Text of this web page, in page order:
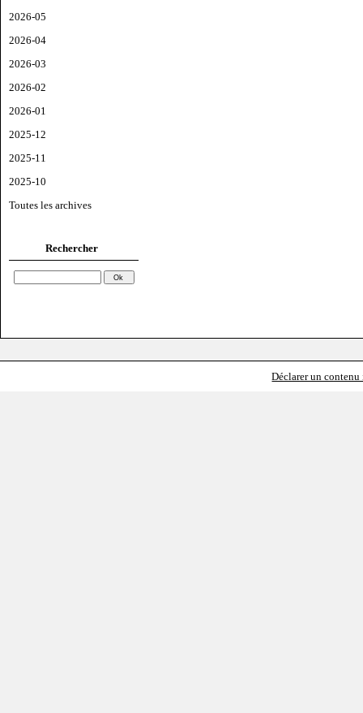
2026-05
2026-04
2026-03
2026-02
2026-01
2025-12
2025-11
2025-10
Toutes les archives
Rechercher
Déclarer un